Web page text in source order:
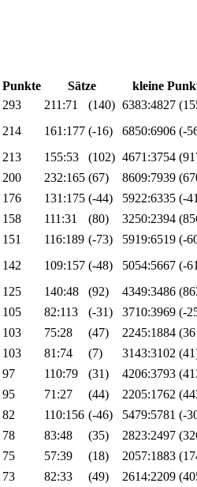
Punkte Sätze kleine
293 211:71 (140) 6383:4827
214 161:177 (-16) 6850:6906 (-
213 155:53 (102) 4671:3754
200 232:165 (67) 8609:7939
176 131:175 (-44) 5922:6335 (-
158 111:31 (80) 3250:2394
151 116:189 (-73) 5919:6519 (-
142 109:157 (-48) 5054:5667 (-
125 140:48 (92) 4349:3486
105 82:113 (-31) 3710:3969 (-
103 75:28 (47) 2245:1884
103 81:74 (7) 3143:3102
97 110:79 (31) 4206:3793
95 71:27 (44) 2205:1762
82 110:156 (-46) 5479:5781 (-
78 83:48 (35) 2823:2497
75 57:39 (18) 2057:1883
73 82:33 (49) 2614:2209